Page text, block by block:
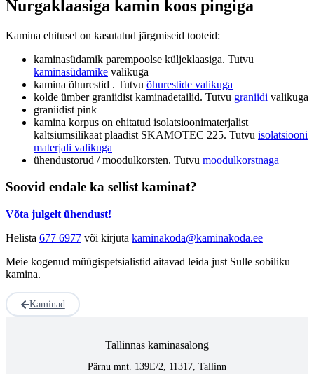
Nurgaklaasiga kamin koos pingiga
Kamina ehitusel on kasutatud järgmiseid tooteid:
kaminasüdamik parempoolse küljeklaasiga. Tutvu
kaminasüdamike valikuga
kamina õhurestid . Tutvu õhurestide valikuga
kolde ümber graniidist kaminadetailid. Tutvu graniidi valikuga
graniidist pink
kamina korpus on ehitatud isolatsioonimaterjalist
kaltsiumsilikaat plaadist SKAMOTEC 225. Tutvu isolatsiooni
materjali valikuga
ühendustorud / moodulkorsten. Tutvu moodulkorstnaga
Soovid endale ka sellist kaminat?
Võta julgelt ühendust!
Helista 677 6977 või kirjuta kaminakoda@kaminakoda.ee
Meie kogenud müügispetsialistid aitavad leida just Sulle sobiliku
kamina.
Kaminad
Tallinnas kaminasalong
Pärnu mnt. 139E/2, 11317, Tallinn